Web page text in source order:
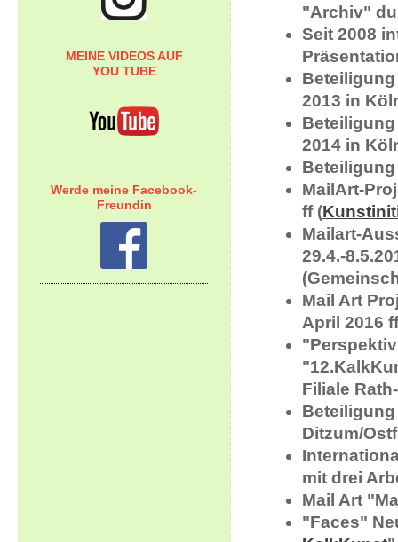
"Archiv"
Seit 2008
2013 in
2014 in
MailArt-
ff (
Mailart-
29.4.-
Mail Art
April 2016
Filiale
Ditzum/
mit drei
Mail Art
"Faces"
MEINE VIDEOS AUF
YOU TUBE
Werde meine Facebook-
Freundin